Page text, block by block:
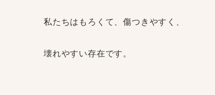
私たちはもろくて、傷つきやすく、
壊れやすい存在です。